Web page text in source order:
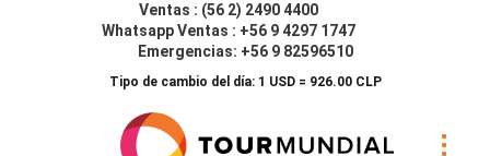
Ventas : (56 2) 2490 4400
Whatsapp Ventas : +56 9 4297 1747
Emergencias: +56 9 82596510
Tipo de cambio del día: 1 USD = 926.00 CLP